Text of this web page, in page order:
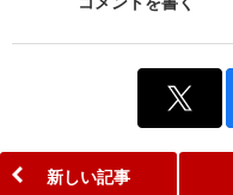
新しい記事